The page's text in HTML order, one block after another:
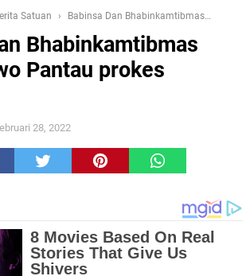
Satuan
Babinsa Dan Bhabinkamtibmas
Bhabinkamtibmas
Pantau prokes
28, 2022